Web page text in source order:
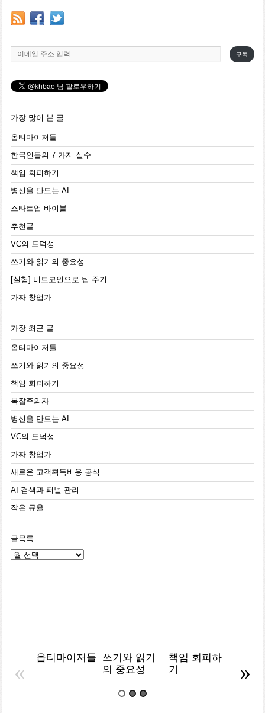
이메일 주소 입력…
구독
가장 많이 본 글
옵티마이저들
한국인들의 7 가지 실수
책임 회피하기
병신을 만드는 AI
스타트업 바이블
추천글
VC의 도덕성
쓰기와 읽기의 중요성
[실험] 비트코인으로 팁 주기
가짜 창업가
가장 최근 글
옵티마이저들
쓰기와 읽기의 중요성
책임 회피하기
복잡주의자
병신을 만드는 AI
VC의 도덕성
가짜 창업가
새로운 고객획득비용 공식
AI 검색과 퍼널 관리
작은 규율
글목록
글
옵티마이저들
쓰기와 읽기
의 중요성
책임 회피하
기
« »